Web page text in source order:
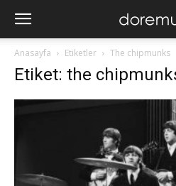
Anasayfa Etiketler The chipmunks
Etiket: the